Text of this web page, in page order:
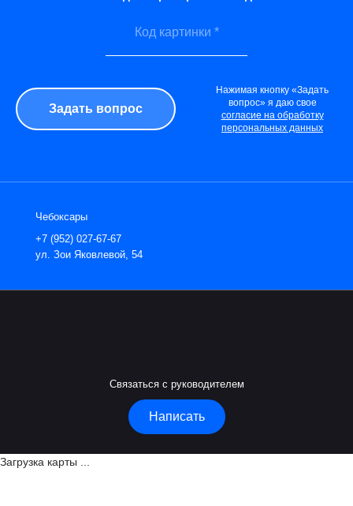
Нажимая кнопку «Задать
вопрос» я даю свое
согласие на обработку
персональных данных
Чебоксары
+7 (952) 027-67-67
ул. Зои Яковлевой, 54
Связаться с руководителем
Написать
Загрузка карты ...